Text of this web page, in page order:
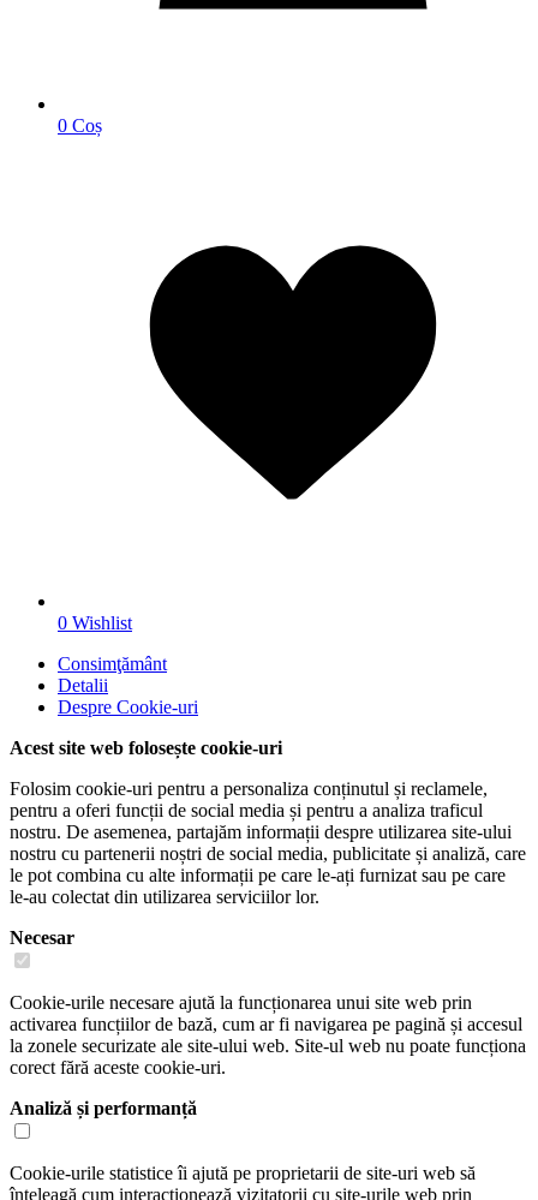
0 Coș
0 Wishlist
Consimţământ
Detalii
Despre Cookie-uri
Acest site web folosește cookie-uri
Folosim cookie-uri pentru a personaliza conținutul și reclamele,
pentru a oferi funcții de social media și pentru a analiza traficul
nostru. De asemenea, partajăm informații despre utilizarea site-ului
nostru cu partenerii noștri de social media, publicitate și analiză, care
le pot combina cu alte informații pe care le-ați furnizat sau pe care
le-au colectat din utilizarea serviciilor lor.
Necesar
Cookie-urile necesare ajută la funcționarea unui site web prin
activarea funcțiilor de bază, cum ar fi navigarea pe pagină și accesul
la zonele securizate ale site-ului web. Site-ul web nu poate funcționa
corect fără aceste cookie-uri.
Analiză și performanță
Cookie-urile statistice îi ajută pe proprietarii de site-uri web să
înțeleagă cum interacționează vizitatorii cu site-urile web prin